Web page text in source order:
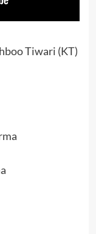
Tiwari (KT)